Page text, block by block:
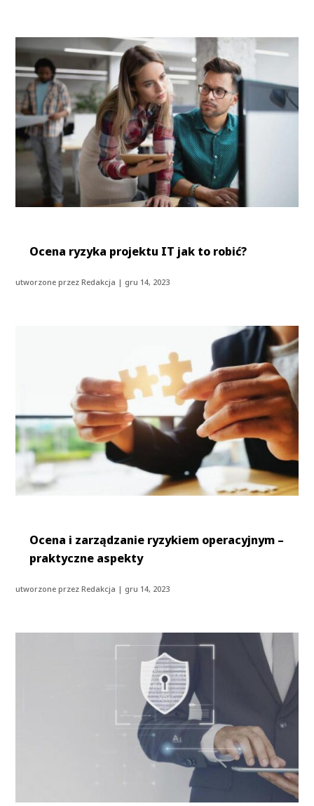
Ocena ryzyka projektu IT jak to robić?
utworzone przezRedakcja | gru 14, 2023
Ocena i zarządzanie ryzykiem operacyjnym –
praktyczne aspekty
utworzone przezRedakcja | gru 14, 2023